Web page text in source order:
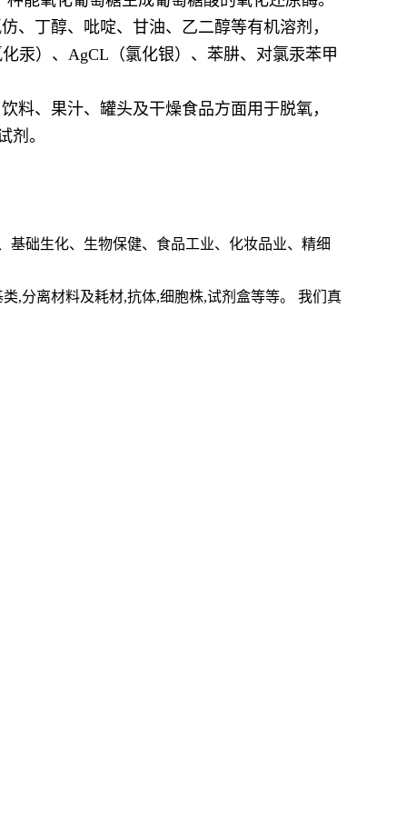
、丁醇、吡啶、甘油、乙二醇等有机溶剂，
汞）、 AgCL （氯化银）、苯肼、对氯汞苯甲
料、果汁、罐头及干燥食品方面用于脱氧，
剂。
础生化、生物保健、食品工业、化妆品业、精细
类,分离材料及耗材,抗体,细胞株,试剂盒等等。 我们真